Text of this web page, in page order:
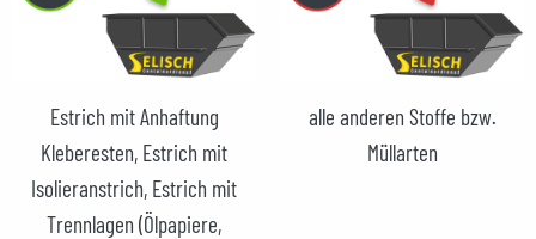
Estrich mit Anhaftung
Kleberesten, Estrich mit
Isolieranstrich, Estrich mit
Trennlagen (Ölpapiere,
alle anderen Stoffe bzw.
Müllarten